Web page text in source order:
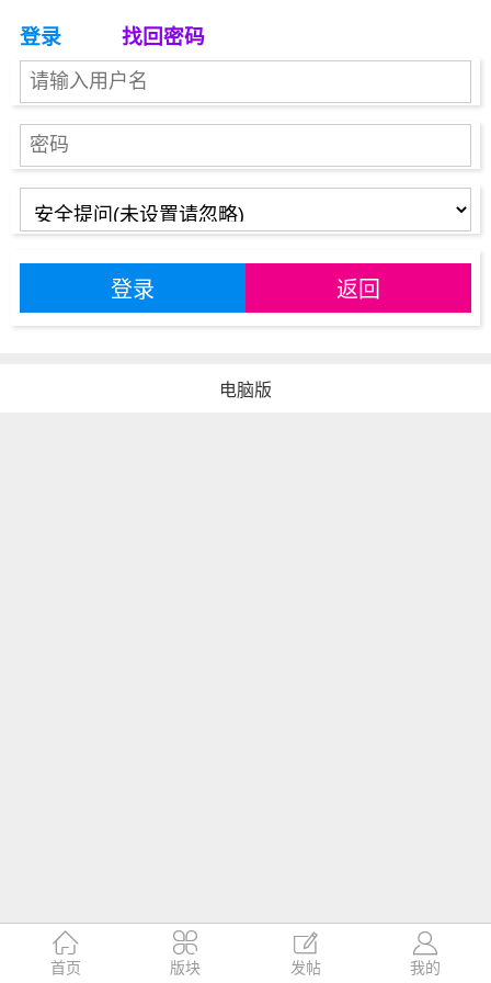
登录 找回密码
登录 返回

首页

版块

发帖

我的
电脑版